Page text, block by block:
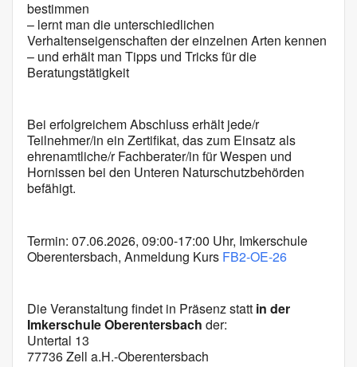
bestimmen
– lernt man die unterschiedlichen
Verhaltenseigenschaften der einzelnen Arten kennen
– und erhält man Tipps und Tricks für die
Beratungstätigkeit
Bei erfolgreichem Abschluss erhält jede/r
Teilnehmer/in ein Zertifikat, das zum Einsatz als
ehrenamtliche/r Fachberater/in für Wespen und
Hornissen bei den Unteren Naturschutzbehörden
befähigt.
Termin: 07.06.2026, 09:00-17:00 Uhr, Imkerschule
Oberentersbach, Anmeldung Kurs FB2-OE-26
Die Veranstaltung findet in Präsenz statt in der
Imkerschule Oberentersbach der:
Untertal 13
77736 Zell a.H.-Oberentersbach